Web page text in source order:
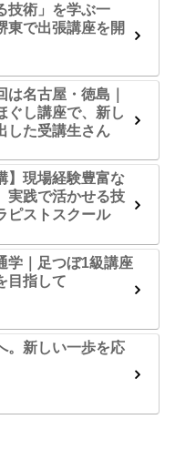
技術」を学ぶ一
東で出張講座を開
名古屋・徳島｜
ぐし講座で、新し
した受講生さん
】現場経験豊富な
実践で活かせる技
ピストスクール
学｜足つぼ1級講座
目指して
。新しい一歩を応